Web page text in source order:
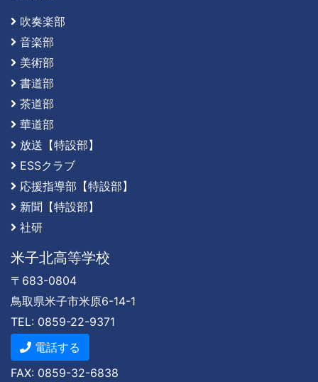
吹奏楽部
音楽部
美術部
書道部
茶道部
華道部
放送【特設部】
ESSクラブ
応援指導部【特設部】
新聞【特設部】
社研
米子北高等学校
〒683-0804
鳥取県米子市米原6-14-1
TEL: 0859-22-9371
電話する
FAX: 0859-32-6838